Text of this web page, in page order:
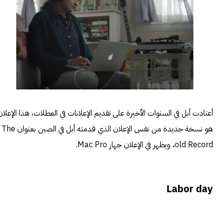
أعتادت أبل في السنوات الأخيرة على تقديم الإعلانات في العطلات، هذا
هو نسخة جديدة من نفس الإعلان الذي قدمته أبل في الصين بعنوان The
old Record، ويظهر في الإعلان جهاز Mac Pro.
Labor day